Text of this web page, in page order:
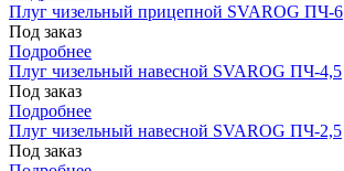
Плуг чизельный прицепной SVAROG ПЧ-6
Под заказ
Подробнее
Плуг чизельный навесной SVAROG ПЧ-4,5
Под заказ
Подробнее
Плуг чизельный навесной SVAROG ПЧ-2,5
Под заказ